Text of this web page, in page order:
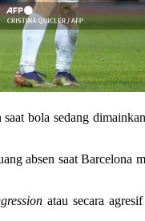
bola sedang
absen saat
atau secara